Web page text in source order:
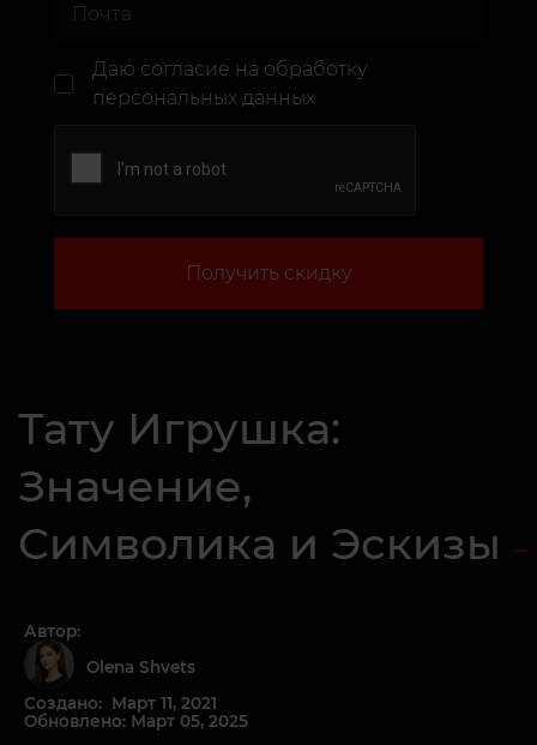
Даю согласие на обработку
персональных данных
Получить скидку
Тату Игрушка:
Значение,
Символика и Эскизы
Автор:
Olena Shvets
Создано: Март 11, 2021
Обновлено: Март 05, 2025